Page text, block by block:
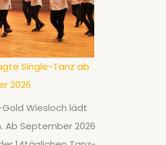
Single-Tanz ab
2026
Wiesloch lädt
Ab September 2026